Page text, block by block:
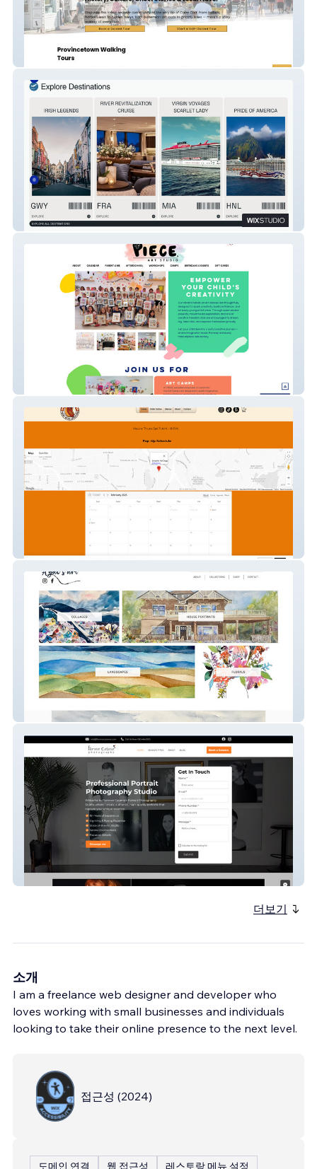
provincetownwalkingtours
Cruiseology
Piece Art Studio
Smashin Hot Dogs
A Gal's Art
florencecatania
더보기
소개
I am a freelance web designer and developer who
loves working with small businesses and individuals
looking to take their online presence to the next level.
접근성 (2024)
도메인 연결 웹 접근성 레스토랑 메뉴 설정